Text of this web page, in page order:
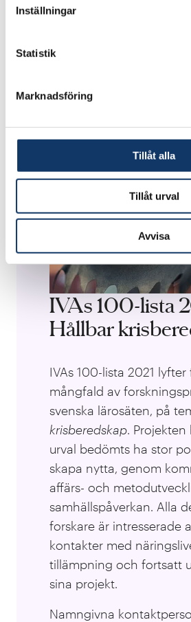
Inställningar
Statistik
Marknadsföring
Tillåt alla
Tillåt urval
Avvisa
verkningsgrad helt enkelt.
IVAs 100-lista
Hållbar
IVAs 100-lista 2021
mångfald av
svenska lärosäten, på
krisberedskap.
urval bedömts ha stor
skapa nytta, genom
affärs- och
samhällspåverkan. Alla
forskare är intresserade
kontakter med
tillämpning och fortsatt
sina projekt.
Namngivna